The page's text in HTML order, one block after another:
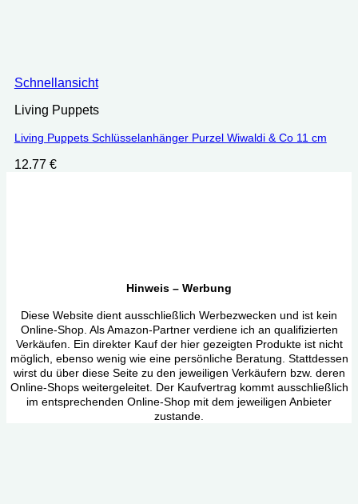
Schnellansicht
Living Puppets
Living Puppets Schlüsselanhänger Purzel Wiwaldi & Co 11 cm
12.77 €
Hinweis – Werbung
Diese Website dient ausschließlich Werbezwecken und ist kein
Online-Shop. Als Amazon-Partner verdiene ich an qualifizierten
Verkäufen. Ein direkter Kauf der hier gezeigten Produkte ist nicht
möglich, ebenso wenig wie eine persönliche Beratung. Stattdessen
wirst du über diese Seite zu den jeweiligen Verkäufern bzw. deren
Online-Shops weitergeleitet. Der Kaufvertrag kommt ausschließlich
im entsprechenden Online-Shop mit dem jeweiligen Anbieter
zustande.